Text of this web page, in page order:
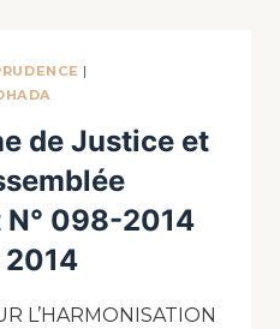
|
de Justice et
N° 098-2014
L’HARMONISATION